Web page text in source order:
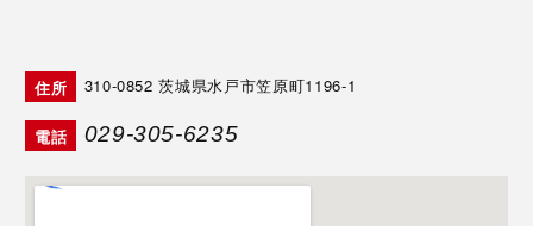
住所 310-0852茨城県水戸市笠原町1196-1
電話 029-305-6235